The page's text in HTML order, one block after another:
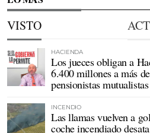
VISTO
HACIENDA
Los jueces obligan a
6.400 millones a más
pensionistas mutualistas
INCENDIO
Las llamas vuelven a
coche incendiado